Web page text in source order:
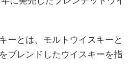
ーとは、モルトウイスキーと
ブレンドしたウイスキーを指